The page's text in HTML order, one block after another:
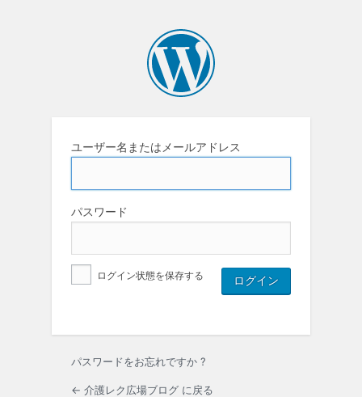
ユーザー名またはメールアドレス
パスワード
ログイン状態を保存する
パスワードをお忘れですか ?
← 介護レク広場ブログ に戻る